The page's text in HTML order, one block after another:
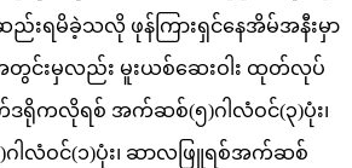
းရမိခဲ့သလို ဖုန်ကြားရှင်နေအိမ်အနီးမှာ
းမှလည်း မူးယစ်ဆေးဝါး ထုတ်လုပ်
ရိုကလိုရစ် အက်ဆစ်(၅)ဂါလံဝင်(၃)ပုံး၊
လံဝင်(၁)ပုံး၊ ဆာလဖြူရစ်အက်ဆစ်